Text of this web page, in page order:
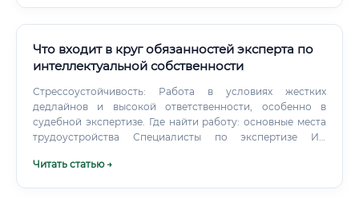
требования, и без квалифицированных почвоведов-
экспертов не обходится ни одно серьёзное дело,
Что входит в круг обязанностей эксперта по
интеллектуальной собственности
Стрессоустойчивость: Работа в условиях жестких
дедлайнов и высокой ответственности, особенно в
судебной экспертизе. Где найти работу: основные места
трудоустройства Специалисты по экспертизе ИС
Государственные экспертные учреждения: Федеральный
Читать статью →